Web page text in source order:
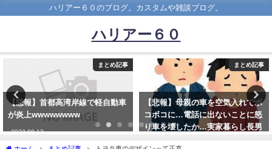
ハリアー６０のブログ。カスタムや雑談ブログ。
ハリアー６０
まとめ記事
【悲報】母親の車を空気入れでボ
コボコに…電話に出ないことに怒
り車を壊したか…実家暮らし長男
を逮捕
まとめ記事
陰キャのワイがボルボの車乗った
結果ｗｗｗｗｗｗｗｗｗｗｗ
2019-07-13